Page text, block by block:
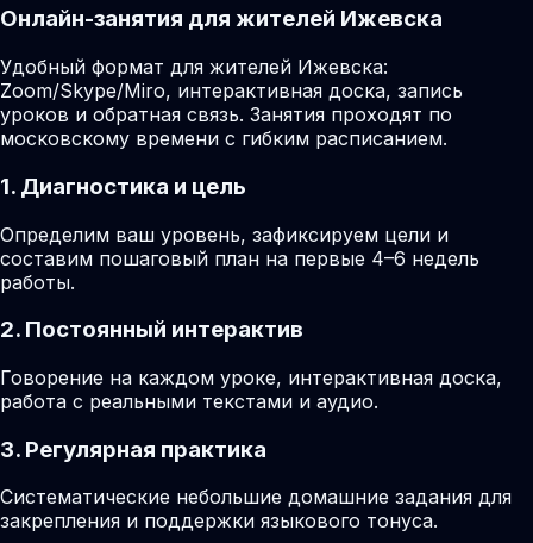
Онлайн-занятия для жителей Ижевска
Удобный формат для жителей Ижевска:
Zoom/Skype/Miro, интерактивная доска, запись
уроков и обратная связь. Занятия проходят по
московскому времени с гибким расписанием.
1. Диагностика и цель
Определим ваш уровень, зафиксируем цели и
составим пошаговый план на первые 4–6 недель
работы.
2. Постоянный интерактив
Говорение на каждом уроке, интерактивная доска,
работа с реальными текстами и аудио.
3. Регулярная практика
Систематические небольшие домашние задания для
закрепления и поддержки языкового тонуса.